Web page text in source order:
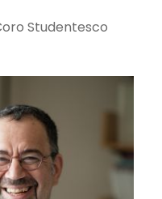
Studentesco